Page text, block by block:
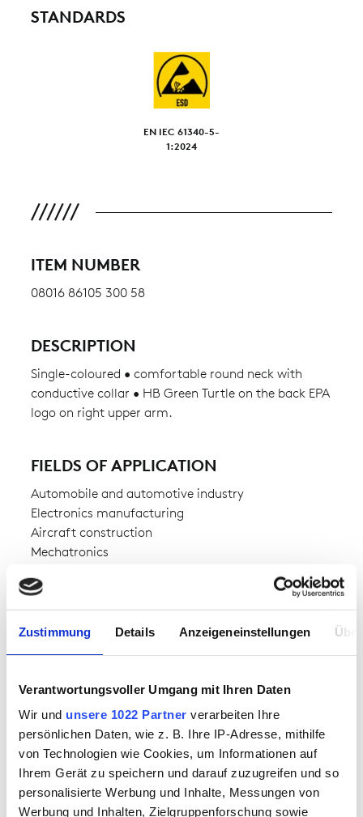
Zustimmung Details Anzeigeneinstellungen
Verantwortungsvoller Umgang mit Ihren Daten
Wir und unsere 1022 Partner verarbeiten Ihre
persönlichen Daten, wie z. B. Ihre IP-Adresse, mithilfe
von Technologien wie Cookies, um Informationen auf
Ihrem Gerät zu speichern und darauf zuzugreifen und so
personalisierte Werbung und Inhalte, Messungen von
Werbung und Inhalten, Zielgruppenforschung sowie
STANDARDS
EN IEC 61340-5-
1:2024
ITEM NUMBER
08016 86105 300 58
DESCRIPTION
Single-coloured • comfortable round neck with
conductive collar • HB Green Turtle on the back EPA
logo on right upper arm.
FIELDS OF APPLICATION
Automobile and automotive industry
Electronics manufacturing
Aircraft construction
Mechatronics
AVAILABILITY
available from stock
FABRIC
CONDUCTEX® Pro Knit
outer fabric 1:60% polyester,33% cotton,7% carbon
WEIGHT OF FABRIC